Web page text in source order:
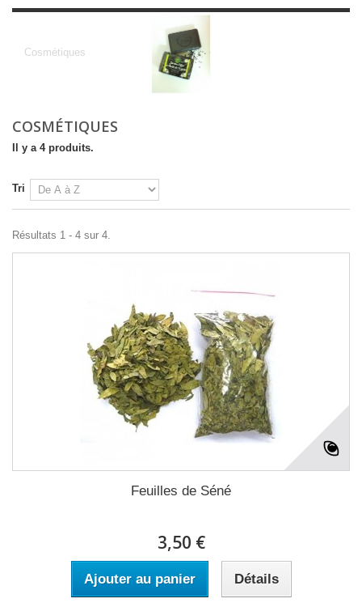
Cosmétiques
COSMÉTIQUES
Il y a 4 produits.
Tri
Résultats 1 - 4 sur 4.
Feuilles de Séné
3,50 €
Ajouter au panier Détails